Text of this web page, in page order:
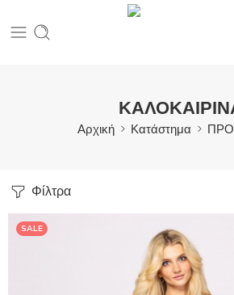
Αρχική Κατάστημα
Φίλτρα
SALE